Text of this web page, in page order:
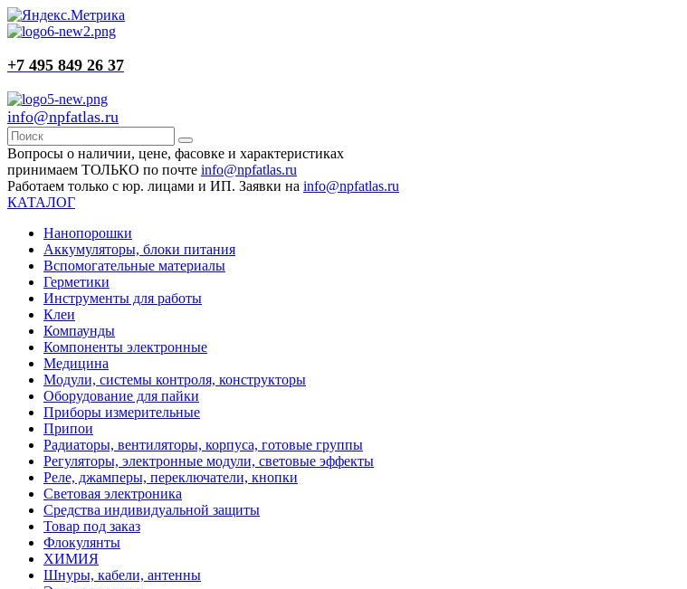
+7 495 849 26 37
info@npfatlas.ru
Вопросы о наличии, цене, фасовке и характеристиках
принимаем ТОЛЬКО по почте info@npfatlas.ru
Работаем только с юр. лицами и ИП. Заявки на info@npfatlas.ru
КАТАЛОГ
Нанопорошки
Аккумуляторы, блоки питания
Вспомогательные материалы
Герметики
Инструменты для работы
Клеи
Компаунды
Компоненты электронные
Медицина
Модули, системы контроля, конструкторы
Оборудование для пайки
Приборы измерительные
Припои
Радиаторы, вентиляторы, корпуса, готовые группы
Регуляторы, электронные модули, световые эффекты
Реле, джамперы, переключатели, кнопки
Световая электроника
Средства индивидуальной защиты
Товар под заказ
Флокулянты
ХИМИЯ
Шнуры, кабели, антенны